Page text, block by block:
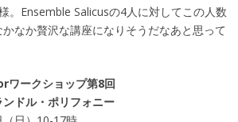
。Ensemble Salicusの4人に対してこの人数
なか贅沢な講座になりそうだなあと思って
ークショップ第8回
ドル・ポリフォニー